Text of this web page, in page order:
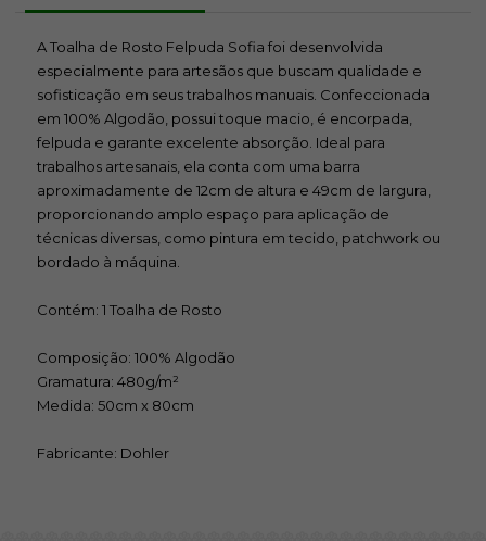
A Toalha de Rosto Felpuda Sofia foi desenvolvida
especialmente para artesãos que buscam qualidade e
sofisticação em seus trabalhos manuais. Confeccionada
em 100% Algodão, possui toque macio, é encorpada,
felpuda e garante excelente absorção. Ideal para
trabalhos artesanais, ela conta com uma barra
aproximadamente de 12cm de altura e 49cm de largura,
proporcionando amplo espaço para aplicação de
técnicas diversas, como pintura em tecido, patchwork ou
bordado à máquina.
Contém: 1 Toalha de Rosto
Composição: 100% Algodão
Gramatura: 480g/m²
Medida: 50cm x 80cm
Fabricante: Dohler